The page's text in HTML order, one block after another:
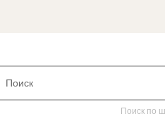
Поиск по